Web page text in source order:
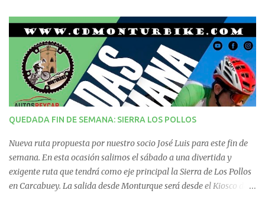
t
a
r
i
o
s
QUEDADA FIN DE SEMANA: SIERRA LOS POLLOS
Nueva ruta propuesta por nuestro socio José Luis para este fin de
semana. En esta ocasión salimos el sábado a una divertida y
exigente ruta que tendrá como eje principal la Sierra de Los Pollos
en Carcabuey. La salida desde Monturque será desde el Kiosco de